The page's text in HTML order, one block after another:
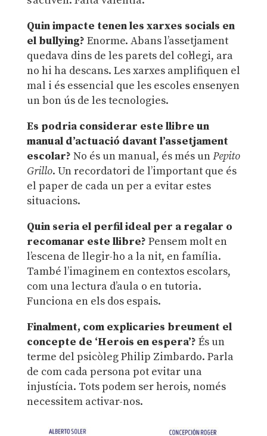
Quin impacte tenen les xarxes socials en
el bullying? Enorme. Abans l’assetjament
quedava dins de les parets del col·legi, ara
no hi ha descans. Les xarxes amplifiquen el
mal i és essencial que les escoles ensenyen
un bon ús de les tecnologies.
Es podria considerar este llibre un
manual d’actuació davant l’assetjament
escolar? No és un manual, és més unPepito
Grillo. Un recordatori de l’important que és
el paper de cada un per a evitar estes
situacions.
Quin seria el perfil ideal per a regalar o
recomanar este llibre? Pensem molt en
l’escena de llegir-ho a la nit, en família.
També l’imaginem en contextos escolars,
com una lectura d’aula o en tutoria.
Funciona en els dos espais.
Finalment, com explicaries breument el
concepte de ‘Herois en espera’? És un
terme del psicòleg Philip Zimbardo. Parla
de com cada persona pot evitar una
injustícia. Tots podem ser herois, només
necessitem activar-nos.